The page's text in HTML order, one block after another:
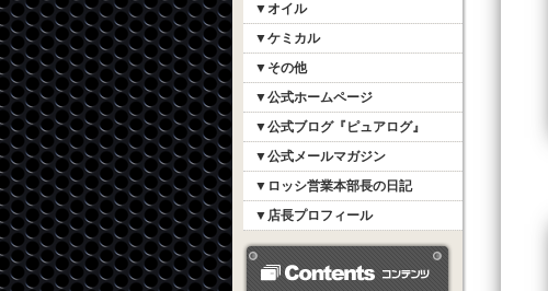
▼オイル
▼ケミカル
▼その他
▼公式ホームページ
▼公式ブログ『ピュアログ』
▼公式メールマガジン
▼ロッシ営業本部長の日記
▼店長プロフィール